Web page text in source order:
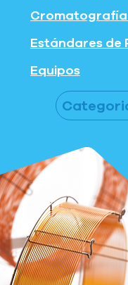
Estándares de
Equipos